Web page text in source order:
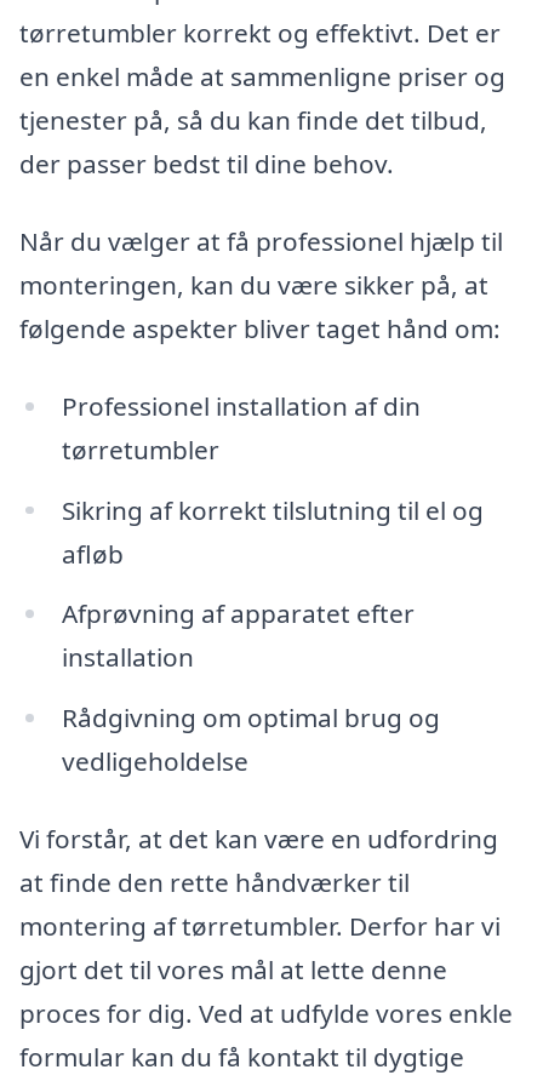
tørretumbler korrekt og effektivt. Det er
en enkel måde at sammenligne priser og
tjenester på, så du kan finde det tilbud,
der passer bedst til dine behov.
Når du vælger at få professionel hjælp til
monteringen, kan du være sikker på, at
følgende aspekter bliver taget hånd om:
Professionel installation af din
tørretumbler
Sikring af korrekt tilslutning til el og
afløb
Afprøvning af apparatet efter
installation
Rådgivning om optimal brug og
vedligeholdelse
Vi forstår, at det kan være en udfordring
at finde den rette håndværker til
montering af tørretumbler. Derfor har vi
gjort det til vores mål at lette denne
proces for dig. Ved at udfylde vores enkle
formular kan du få kontakt til dygtige